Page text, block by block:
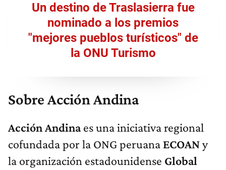
Un destino de Traslasierra fue
nominado a los premios
"mejores pueblos turísticos" de
la ONU Turismo
Sobre Acción Andina
Acción Andinaes una iniciativa regional
cofundada por la ONG peruana ECOANy
la organización estadounidense Global